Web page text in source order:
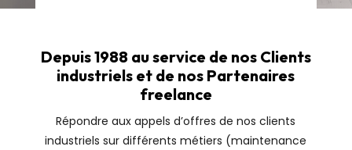
Depuis 1988 au service de nos Clients
industriels et de nos Partenaires
freelance
Répondre aux appels d’offres de nos clients
industriels sur différents métiers (maintenance